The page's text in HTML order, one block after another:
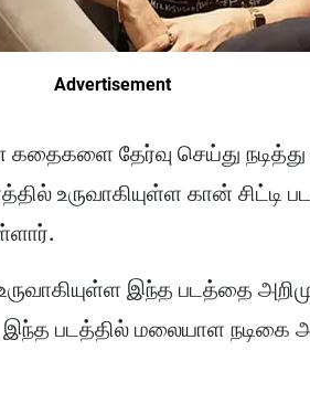
Advertisement
கதைகளை தேர்வு செய்து
உருவாகியுள்ள கான் சிட்டி
இந்த படத்தை
இந்த படத்தில் மலையாள